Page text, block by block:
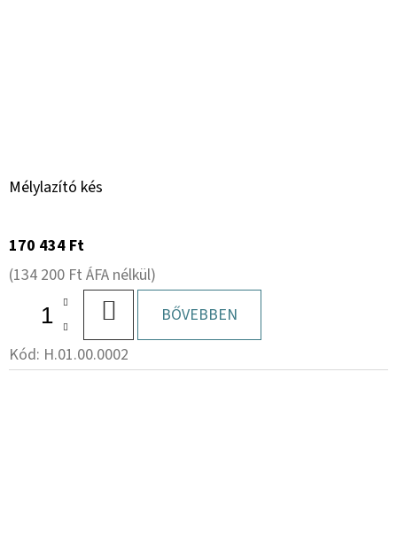
Mélylazító kés
170 434 Ft
(134 200 Ft ÁFA nélkül)
KOSÁRBABŐVEBBEN
Kód: H.01.00.0002